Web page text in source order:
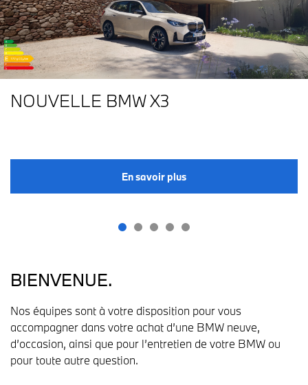
NOUVELLE BMW X3
En savoir plus
BIENVENUE.
Nos équipes sont à votre disposition pour vous
accompagner dans votre achat d’une BMW neuve,
d’occasion, ainsi que pour l’entretien de votre BMW ou
pour toute autre question.